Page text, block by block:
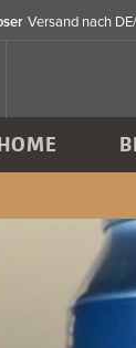
Versand nach